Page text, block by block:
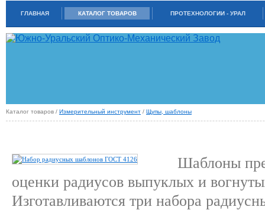
ГЛАВНАЯ КАТАЛОГ ТОВАРОВ ПРОТЕХНОЛОГИИ - УРАЛ
Каталог товаров / Измерительный инструмент / Щупы, шаблоны
Шаблоны
оценки радиусов выпуклых и
Изготавливаются три набора